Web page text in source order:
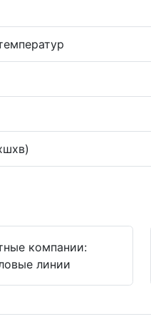
компании:
линии